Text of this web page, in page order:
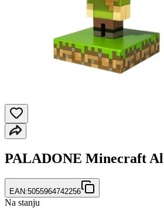
PALADONE Minecraft
EAN:5055964742256
Na stanju